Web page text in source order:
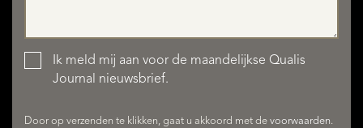
Ik meld mij aan voor de maandelijkse Qualis
Journal nieuwsbrief.
Door op verzenden te klikken, gaat u akkoord met de voorwaarden.